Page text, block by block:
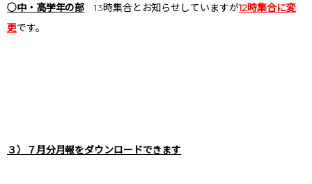
○中・高学年の部 13時集合とお知らせしていますが12時集合に変
更です。
３）７月分月報をダウンロードできます